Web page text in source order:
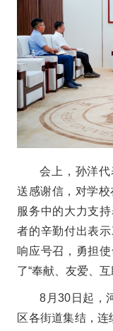
会上，孙洋
送感谢信，对学
服务中的大力支
者的辛勤付出表
响应号召，勇担
了“奉献、友爱、
8月30日起，
区各街道集结，